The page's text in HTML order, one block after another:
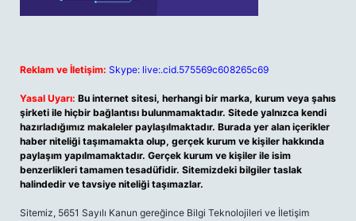
Reklam ve İletişim: Skype: live:.cid.575569c608265c69
Yasal Uyarı: Bu internet sitesi, herhangi bir marka, kurum veya şahıs
şirketi ile hiçbir bağlantısı bulunmamaktadır. Sitede yalnızca kendi
hazırladığımız makaleler paylaşılmaktadır. Burada yer alan içerikler
haber niteliği taşımamakta olup, gerçek kurum ve kişiler hakkında
paylaşım yapılmamaktadır. Gerçek kurum ve kişiler ile isim
benzerlikleri tamamen tesadüfidir. Sitemizdeki bilgiler taslak
halindedir ve tavsiye niteliği taşımazlar.
Sitemiz, 5651 Sayılı Kanun gereğince Bilgi Teknolojileri ve İletişim